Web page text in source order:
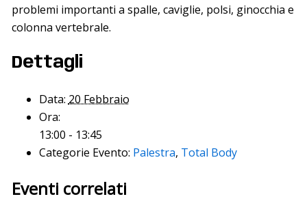
problemi importanti a spalle, caviglie, polsi, ginocchia e
colonna vertebrale.
Dettagli
Data: 20 Febbraio
Ora:
13:00 - 13:45
Categorie Evento: Palestra, Total Body
Eventi correlati